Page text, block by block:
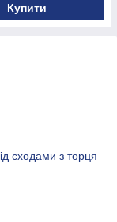
Купити
сходами з торця